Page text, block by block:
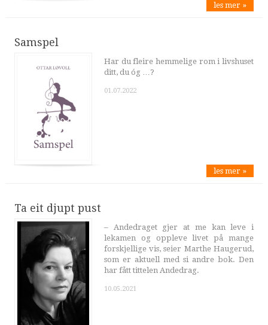
les mer »
Samspel
Har du fleire hemmelige rom i livshuset
ditt, du óg …?
01.07.2022
les mer »
Ta eit djupt pust
– Andedraget gjer at me kan leve i
lekamen og oppleve livet på mange
forskjellige vis, seier Marthe Haugerud,
som er aktuell med si andre bok. Den
har fått tittelen Andedrag.
10.05.2021